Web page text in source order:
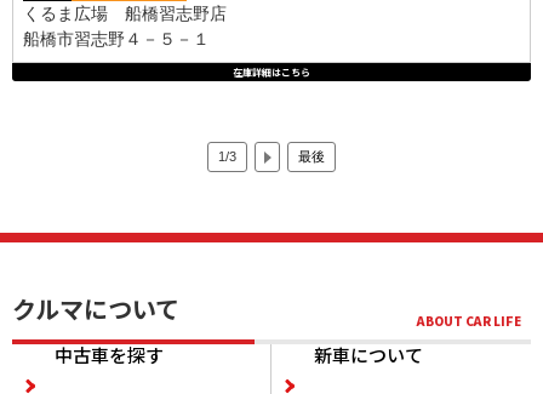
くるま広場 船橋習志野店
船橋市習志野４－５－１
在庫詳細はこちら
1/3 最後
クルマについて
中古車を探す 新車について